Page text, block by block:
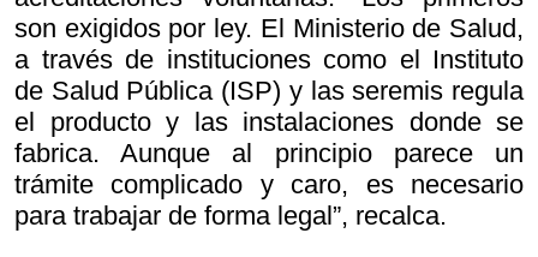
son exigidos por ley. El Ministerio de Salud,
a través de instituciones como el Instituto
de Salud Pública (ISP) y las seremis regula
el producto y las instalaciones donde se
fabrica. Aunque al principio parece un
trámite complicado y caro, es necesario
para trabajar de forma legal”, recalca.